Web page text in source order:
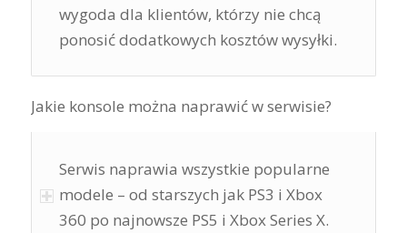
wygoda dla klientów, którzy nie chcą
ponosić dodatkowych kosztów wysyłki.
Jakie konsole można naprawić w serwisie?
Serwis naprawia wszystkie popularne
modele – od starszych jak PS3 i Xbox
360 po najnowsze PS5 i Xbox Series X.